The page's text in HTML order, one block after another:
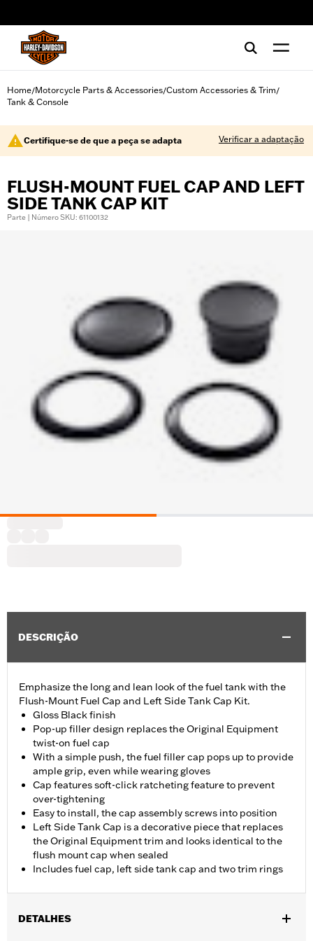
Home/Motorcycle Parts & Accessories/Custom Accessories & Trim/
Tank & Console
Certifique-se de que a peça se adapta Verificar a adaptação
FLUSH-MOUNT FUEL CAP AND LEFT
SIDE TANK CAP KIT
Parte | Número SKU: 61100132
DESCRIÇÃO
Emphasize the long and lean look of the fuel tank with the
Flush-Mount Fuel Cap and Left Side Tank Cap Kit.
Gloss Black finish
Pop-up filler design replaces the Original Equipment
twist-on fuel cap
With a simple push, the fuel filler cap pops up to provide
ample grip, even while wearing gloves
Cap features soft-click ratcheting feature to prevent
over-tightening
Easy to install, the cap assembly screws into position
Left Side Tank Cap is a decorative piece that replaces
the Original Equipment trim and looks identical to the
flush mount cap when sealed
Includes fuel cap, left side tank cap and two trim rings
DETALHES